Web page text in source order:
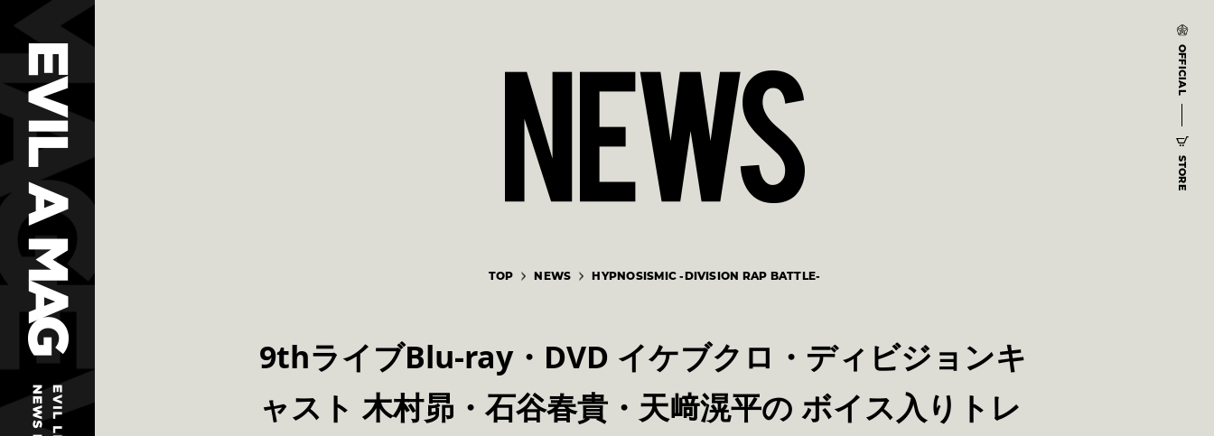
OFFICIAL
STORE
TOP NEWS HYPNOSISMIC -DIVISION RAP BATTLE-
9thライブBlu-ray・DVD イケブクロ・ディビジョンキ
ャスト 木村昴・石谷春貴・天﨑滉平の ボイス入りトレ